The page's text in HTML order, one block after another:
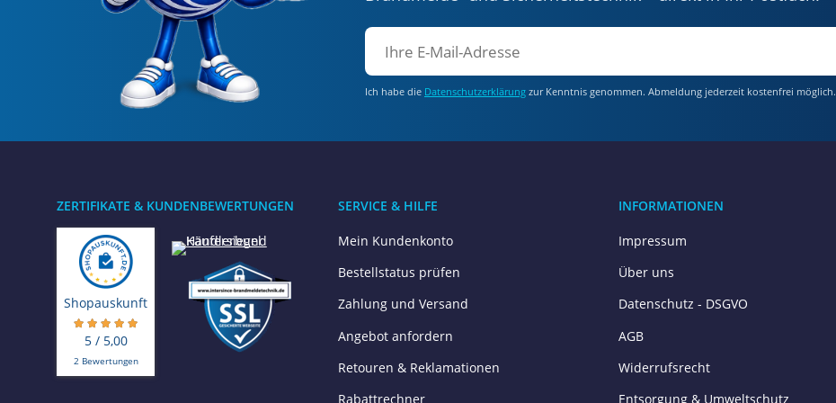
Ich habe die Datenschutzerklärung zur Kenntnis genommen. Abmeldung jederzeit kostenfrei möglich.
ZERTIFIKATE & KUNDENBEWERTUNGEN
Shopauskunft
5 / 5,00
2 Bewertungen
SERVICE & HILFE
Mein Kundenkonto
Bestellstatus prüfen
Zahlung und Versand
Angebot anfordern
Retouren & Reklamationen
Rabattrechner
INFORMATIONEN
Impressum
Über uns
Datenschutz - DSGVO
AGB
Widerrufsrecht
Entsorgung & Umweltschutz